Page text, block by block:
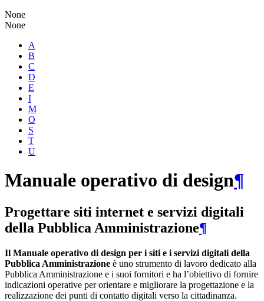
None
None
A
B
C
D
E
I
M
O
S
T
U
Manuale operativo di design¶
Progettare siti internet e servizi digitali
della Pubblica Amministrazione¶
Il Manuale operativo di design per i siti e i servizi digitali della
Pubblica Amministrazione è uno strumento di lavoro dedicato alla
Pubblica Amministrazione e i suoi fornitori e ha l’obiettivo di fornire
indicazioni operative per orientare e migliorare la progettazione e la
realizzazione dei punti di contatto digitali verso la cittadinanza.